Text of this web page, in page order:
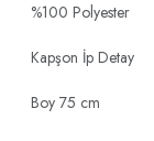
%100 Polyester
Kapşon İp Detay
Boy 75 cm